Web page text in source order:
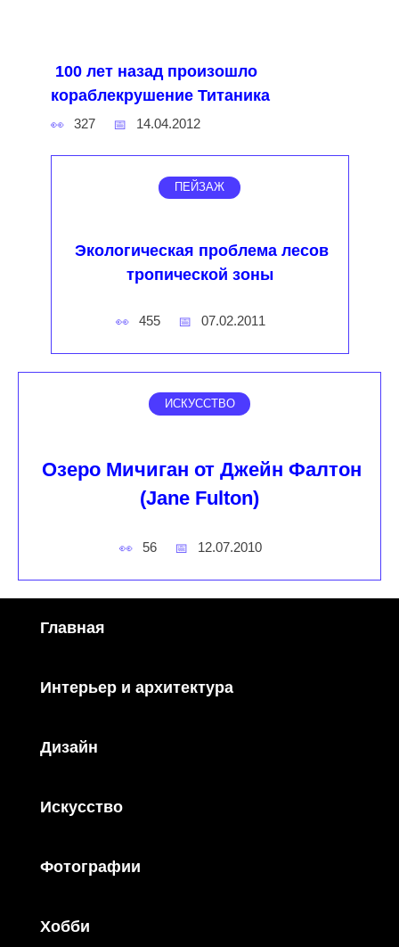
100 лет назад произошло
кораблекрушение Титаника
327 14.04.2012
ПЕЙЗАЖ
Экологическая проблема лесов
тропической зоны
455 07.02.2011
ИСКУССТВО
Озеро Мичиган от Джейн Фалтон
(Jane Fulton)
56 12.07.2010
Главная
Интерьер и архитектура
Дизайн
Искусство
Фотографии
Хобби